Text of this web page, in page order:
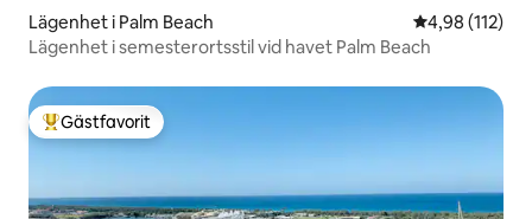
Lägenhet i Palm Beach 4,98 av 5 i
4,98 (112)
Lägenhet i semesterortsstil vid havet Palm Beach
Populär gästfavorit
Gästfavorit